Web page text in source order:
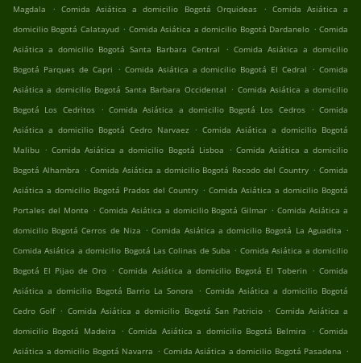
Magdala
. Comida Asiática a domicilio Bogotá Orquideas . Comida Asiática a
domicilio Bogotá Calatayud . Comida Asiática a domicilio Bogotá Dardanelo . Comida
Asiática a domicilio Bogotá Santa Barbara Central
. Comida Asiática a domicilio
Bogotá Parques de Capri . Comida Asiática a domicilio Bogotá El Cedral . Comida
Asiática a domicilio Bogotá Santa Barbara Occidental . Comida Asiática a domicilio
Bogotá Los Cedritos
. Comida Asiática a domicilio Bogotá Los Cedros . Comida
Asiática a domicilio Bogotá Cedro Narvaez . Comida Asiática a domicilio Bogotá
Malibu . Comida Asiática a domicilio Bogotá Lisboa . Comida Asiática a domicilio
Bogotá Alhambra . Comida Asiática a domicilio Bogotá Recodo del Country . Comida
Asiática a domicilio Bogotá Prados del Country . Comida Asiática a domicilio Bogotá
Portales del Monte . Comida Asiática a domicilio Bogotá Gilmar . Comida Asiática a
domicilio Bogotá Cerros de Niza . Comida Asiática a domicilio Bogotá La Aguadita .
Comida Asiática a domicilio Bogotá Las Colinas de Suba . Comida Asiática a domicilio
Bogotá El Pijao de Oro . Comida Asiática a domicilio Bogotá El Toberin . Comida
Asiática a domicilio Bogotá Barrio La Sonora . Comida Asiática a domicilio Bogotá
Cedro Golf . Comida Asiática a domicilio Bogotá San Patricio . Comida Asiática a
domicilio Bogotá Madeira . Comida Asiática a domicilio Bogotá Belmira . Comida
Asiática a domicilio Bogotá Navarra . Comida Asiática a domicilio Bogotá Pasadena .